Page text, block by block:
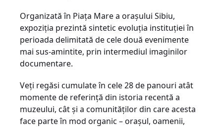
Organizată în Piața Mare a orașului Sibiu,
expoziția prezintă sintetic evoluția instituției în
perioada delimitată de cele două evenimente
mai sus-amintite, prin intermediul imaginilor
documentare.
Veți regăsi cumulate în cele 28 de panouri atât
momente de referință din istoria recentă a
muzeului, cât și a comunităților din care acesta
face parte în mod organic – orașul, oamenii,